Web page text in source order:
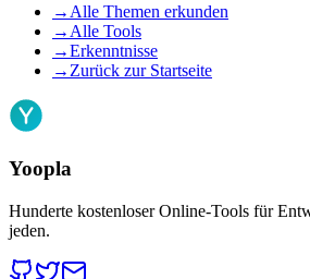
→ Alle Themen erkunden
→ Alle Tools
→Erkenntnisse
→ Zurück zur Startseite
Yoopla
Hunderte kostenloser Online-Tools für
jeden.